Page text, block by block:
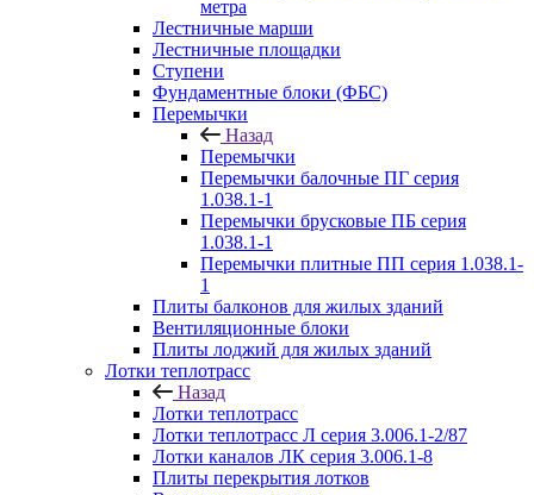
метра
Лестничные марши
Лестничные площадки
Ступени
Фундаментные блоки (ФБС)
Перемычки
Назад
Перемычки
Перемычки балочные ПГ серия
1.038.1-1
Перемычки брусковые ПБ серия
1.038.1-1
Перемычки плитные ПП серия 1.038.1-
1
Плиты балконов для жилых зданий
Вентиляционные блоки
Плиты лоджий для жилых зданий
Лотки теплотрасс
Назад
Лотки теплотрасс
Лотки теплотрасс Л серия 3.006.1-2/87
Лотки каналов ЛК серия 3.006.1-8
Плиты перекрытия лотков